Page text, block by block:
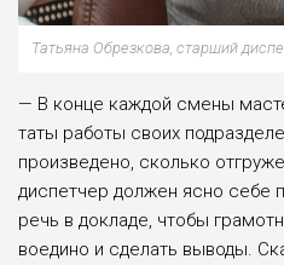
Татьяна Обрезкова, старший
— В конце каждой смены
таты работы своих
произве­дено, сколько
диспетчер должен ясно себе
речь в докладе, чтобы
воедино и сде­лать выводы.